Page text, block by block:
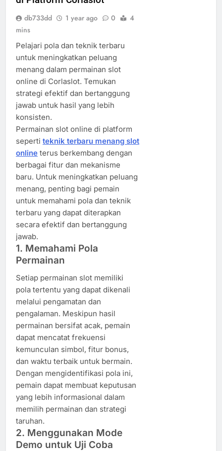
db733dd 1 year ago 0
4
mins
Pelajari pola dan teknik terbaru
untuk meningkatkan peluang
menang dalam permainan slot
online di Corlaslot. Temukan
strategi efektif dan bertanggung
jawab untuk hasil yang lebih
konsisten.
Permainan slot online di platform
seperti teknik terbaru menang slot
online terus berkembang dengan
berbagai fitur dan mekanisme
baru. Untuk meningkatkan peluang
menang, penting bagi pemain
untuk memahami pola dan teknik
terbaru yang dapat diterapkan
secara efektif dan bertanggung
jawab.
1. Memahami Pola
Permainan
Setiap permainan slot memiliki
pola tertentu yang dapat dikenali
melalui pengamatan dan
pengalaman. Meskipun hasil
permainan bersifat acak, pemain
dapat mencatat frekuensi
kemunculan simbol, fitur bonus,
dan waktu terbaik untuk bermain.
Dengan mengidentifikasi pola ini,
pemain dapat membuat keputusan
yang lebih informasional dalam
memilih permainan dan strategi
taruhan.
2. Menggunakan Mode
Demo untuk Uji Coba